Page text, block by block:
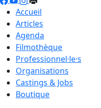
Accueil
Articles
Agenda
Filmothèque
Professionnel·le·s
Organisations
Castings & Jobs
Boutique